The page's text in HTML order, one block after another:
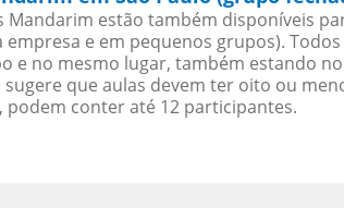
Mandarim estão também disponíveis
e em pequenos grupos).
e no mesmo lugar, também estando
sugere que aulas devem ter oito ou
podem conter até 12 participantes.